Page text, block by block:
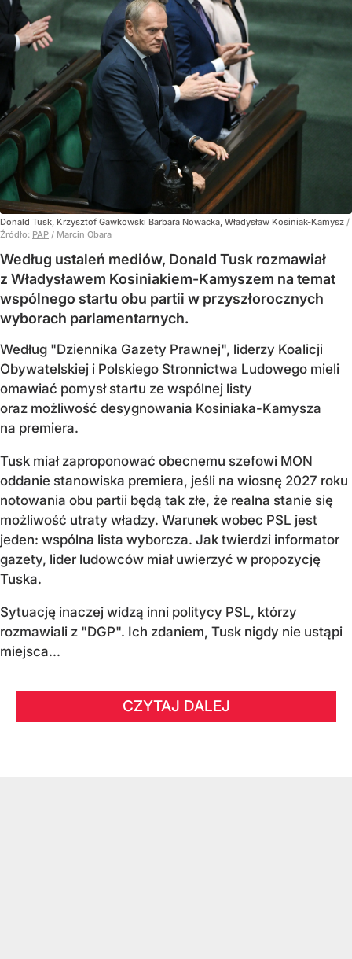
Donald Tusk, Krzysztof Gawkowski Barbara Nowacka, Władysław Kosiniak-Kamysz /
Źródło: PAP / Marcin Obara
Według ustaleń mediów, Donald Tusk rozmawiał
z Władysławem Kosiniakiem-Kamyszem na temat
wspólnego startu obu partii w przyszłorocznych
wyborach parlamentarnych.
Według "Dziennika Gazety Prawnej", liderzy Koalicji
Obywatelskiej i Polskiego Stronnictwa Ludowego mieli
omawiać pomysł startu ze wspólnej listy
oraz możliwość desygnowania Kosiniaka-Kamysza
na premiera.
Tusk miał zaproponować obecnemu szefowi MON
oddanie stanowiska premiera, jeśli na wiosnę 2027 roku
notowania obu partii będą tak złe, że realna stanie się
możliwość utraty władzy. Warunek wobec PSL jest
jeden: wspólna lista wyborcza. Jak twierdzi informator
gazety, lider ludowców miał uwierzyć w propozycję
Tuska.
Sytuację inaczej widzą inni politycy PSL, którzy
rozmawiali z "DGP". Ich zdaniem, Tusk nigdy nie ustąpi
miejsca...
CZYTAJ DALEJ